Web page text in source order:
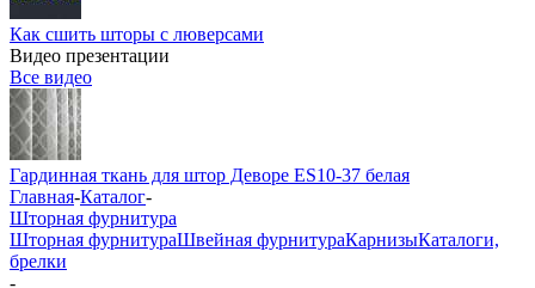
Как сшить шторы с люверсами
Видео презентации
Все видео
Гардинная ткань для штор Деворе ES10-37 белая
Главная-Каталог-
Шторная фурнитура
Шторная фурнитураШвейная фурнитураКарнизыКаталоги,
брелки
-